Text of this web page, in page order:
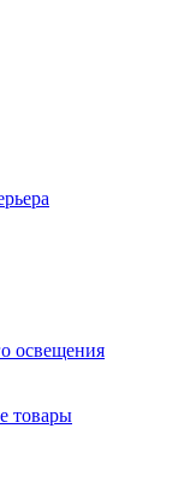
освещения
товары